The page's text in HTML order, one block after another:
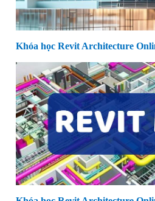
Khóa học Revit Architecture